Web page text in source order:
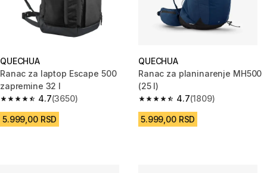
QUECHUA
Ranac za laptop Escape 500
zapremine 32 l
4.7
4.7 od 5 zvezdica from 3650 Recenzije
(3650)
5.999,00 RSD
QUECHUA
Ranac za planinarenje MH500
(25 l)
4.7
4.7 od 5 zvezdica from 1809
(1809)
5.999,00 RSD